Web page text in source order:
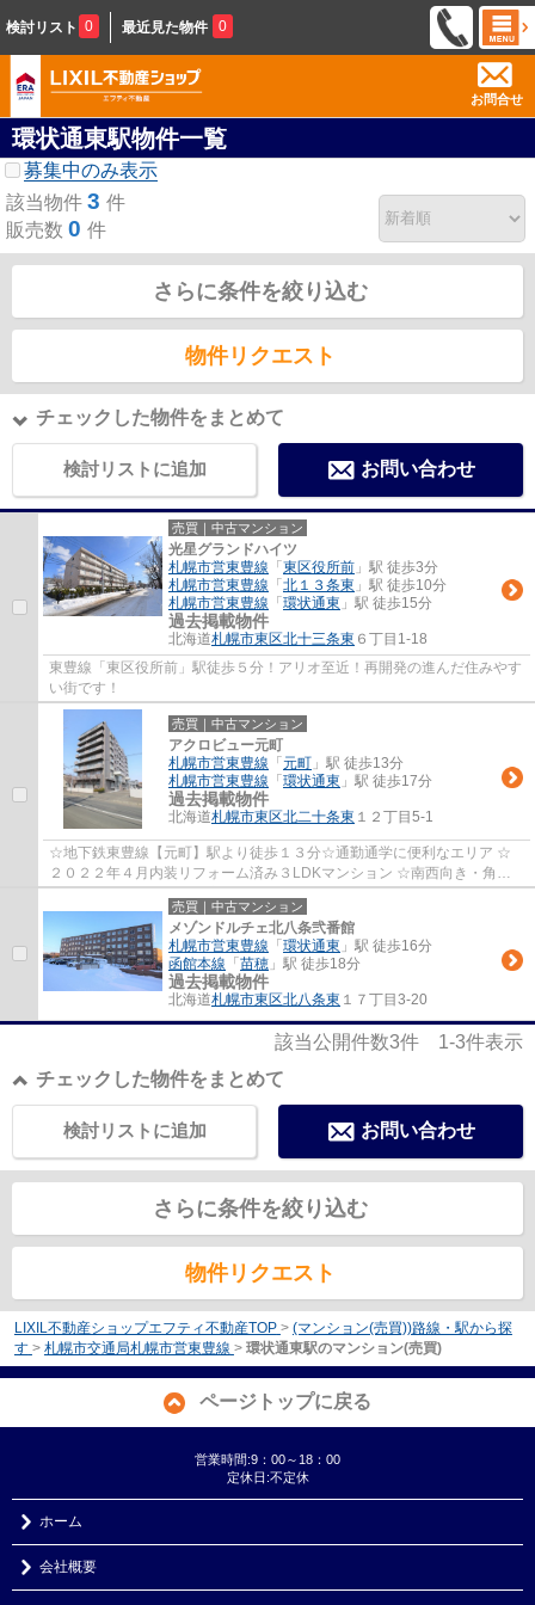
検討リスト 0 最近見た物件 0
お問合せ
環状通東駅物件一覧
募集中のみ表示
該当物件 3 件
販売数 0 件
さらに条件を絞り込む
物件リクエスト
チェックした物件をまとめて
検討リストに追加 お問い合わせ
売買｜中古マンション
光星グランドハイツ
札幌市営東豊線 「 東区役所前 」駅 徒歩3分
札幌市営東豊線 「 北１３条東 」駅 徒歩10分
札幌市営東豊線 「 環状通東 」駅 徒歩15分
過去掲載物件
北海道札幌市東区北十三条東 ６丁目1-18
東豊線「東区役所前」駅徒歩５分！アリオ至近！再開発の進んだ住みやす
い街です！
売買｜中古マンション
アクロビュー元町
札幌市営東豊線 「 元町 」駅 徒歩13分
札幌市営東豊線 「 環状通東 」駅 徒歩17分
過去掲載物件
北海道札幌市東区北二十条東 １２丁目5-1
☆地下鉄東豊線【元町】駅より徒歩１３分☆通勤通学に便利なエリア ☆
２０２２年４月内装リフォーム済み３LDKマンション ☆南西向き・角住
戸・約17.5帖LDK・専用庭付 ☆アフターサービス保...
売買｜中古マンション
メゾンドルチェ北八条弐番館
札幌市営東豊線 「 環状通東 」駅 徒歩16分
函館本線 「 苗穂 」駅 徒歩18分
過去掲載物件
北海道札幌市東区北八条東 １７丁目3-20
該当公開件数3件 1-3件表示
チェックした物件をまとめて
お問い合わせ
検討リストに追加
さらに条件を絞り込む
物件リクエスト
LIXIL不動産ショップエフティ不動産TOP > (マンション(売買))路線・駅から探
す > 札幌市交通局札幌市営東豊線 > 環状通東駅のマンション(売買)
ページトップに戻る
営業時間:9：00～18：00
定休日:不定休
ホーム
会社概要